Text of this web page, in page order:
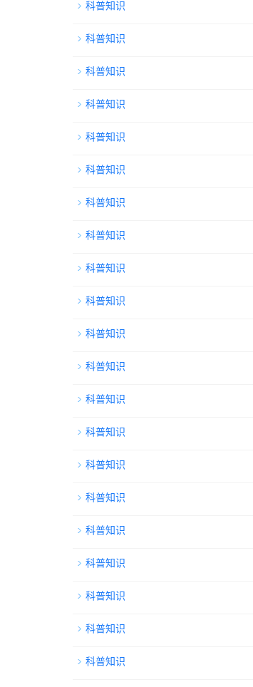
科普知识
科普知识
科普知识
科普知识
科普知识
科普知识
科普知识
科普知识
科普知识
科普知识
科普知识
科普知识
科普知识
科普知识
科普知识
科普知识
科普知识
科普知识
科普知识
科普知识
科普知识